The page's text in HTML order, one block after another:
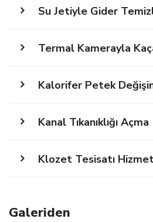
Su Jetiyle Gider
Termal Kamerayla
Kalorifer Petek
Kanal Tıkanıklığı Açma
Klozet Tesisatı
Galeriden